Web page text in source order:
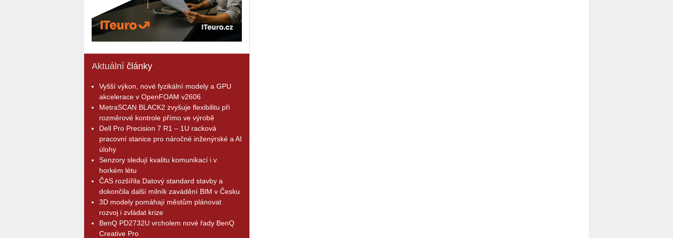
Aktuální články
Vyšší výkon, nové fyzikální modely a GPU
akcelerace v OpenFOAM v2606
MetraSCAN BLACK2 zvyšuje flexibilitu při
rozměrové kontrole přímo ve výrobě
Dell Pro Precision 7 R1 – 1U racková
pracovní stanice pro náročné inženýrské a AI
úlohy
Senzory sledují kvalitu komunikací i v
horkém létu
ČAS rozšířila Datový standard stavby a
dokončila další milník zavádění BIM v Česku
3D modely pomáhají městům plánovat
rozvoj i zvládat krize
BenQ PD2732U vrcholem nové řady BenQ
Creative Pro